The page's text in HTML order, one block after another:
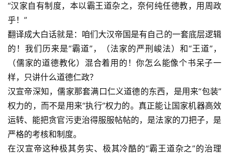
“汉家自有制度，本以霸王道杂之，奈何纯任德教，用周政
乎！”
翻译成大白话就是：咱们大汉帝国是有自己的一套底层逻辑
的！我们历来是“霸道”，（法家的严刑峻法）和“王道”，
（儒家的道德教化）混合着用的！你怎么能像个书呆子一
样，只讲什么道德仁政？
汉宣帝深知，儒家那套满口仁义道德的东西，是用来“包装”
权力的，而不是用来“执行”权力的。真正能让国家机器高效
运转、能把贪官污吏治得服服帖帖的，是法家的刀把子，是
严格的考核和制度。
在汉宣帝这种极其务实、极其冷酷的“霸王道杂之”的治理